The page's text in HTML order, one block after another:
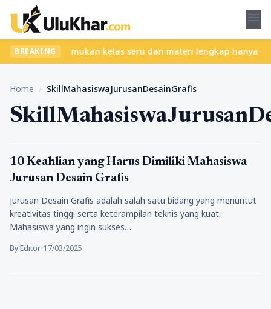
menu
BREAKING
ribet? Temukan kelas seru dan materi lengkap hanya di
Home / SkillMahasiswaJurusanDesainGrafis
Pendidikan
10 Keahlian yang Harus Dimiliki Mahasiswa
Jurusan Desain Grafis
Jurusan Desain Grafis adalah salah satu bidang yang menuntut
kreativitas tinggi serta keterampilan teknis yang kuat.
Mahasiswa yang ingin sukses…
By Editor•17/03/2025